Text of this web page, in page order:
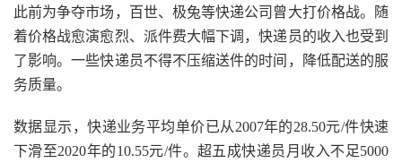
此前为争夺市场，百世、极兔等快递公司曾大打价格战。随
着价格战愈演愈烈、派件费大幅下调，快递员的收入也受到
了影响。一些快递员不得不压缩送件的时间，降低配送的服
务质量。
数据显示，快递业务平均单价已从2007年的28.50元/件快速
下滑至2020年的10.55元/件。超五成快递员月收入不足5000